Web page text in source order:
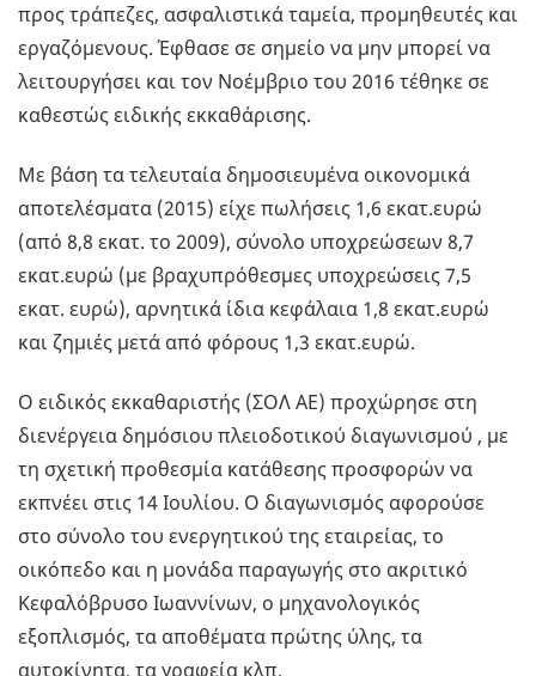
προς τράπεζες, ασφαλιστικά ταμεία, προμηθευτές και
εργαζόμενους. Έφθασε σε σημείο να μην μπορεί να
λειτουργήσει και τον Νοέμβριο του 2016 τέθηκε σε
καθεστώς ειδικής εκκαθάρισης.
Με βάση τα τελευταία δημοσιευμένα οικονομικά
αποτελέσματα (2015) είχε πωλήσεις 1,6 εκατ.ευρώ
(από 8,8 εκατ. το 2009), σύνολο υποχρεώσεων 8,7
εκατ.ευρώ (με βραχυπρόθεσμες υποχρεώσεις 7,5
εκατ. ευρώ), αρνητικά ίδια κεφάλαια 1,8 εκατ.ευρώ
και ζημιές μετά από φόρους 1,3 εκατ.ευρώ.
Ο ειδικός εκκαθαριστής (ΣΟΛ ΑΕ) προχώρησε στη
διενέργεια δημόσιου πλειοδοτικού διαγωνισμού , με
τη σχετική προθεσμία κατάθεσης προσφορών να
εκπνέει στις 14 Ιουλίου. Ο διαγωνισμός αφορούσε
στο σύνολο του ενεργητικού της εταιρείας, το
οικόπεδο και η μονάδα παραγωγής στο ακριτικό
Κεφαλόβρυσο Ιωαννίνων, ο μηχανολογικός
εξοπλισμός, τα αποθέματα πρώτης ύλης, τα
αυτοκίνητα, τα γραφεία κλπ.